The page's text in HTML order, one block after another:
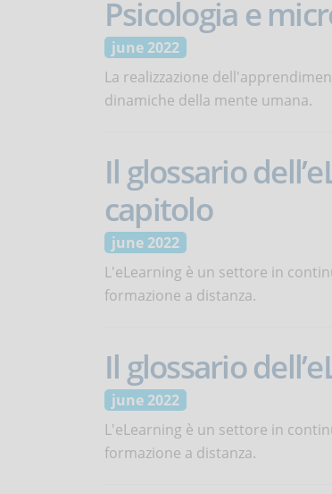
Psicologia e
june 2022
La realizzazione
dinamiche della mente umana.
Il glossario
capitolo
june 2022
L'eLearning è un settore in
formazione a distanza.
Il glossario
june 2022
L'eLearning è un settore in
formazione a distanza.